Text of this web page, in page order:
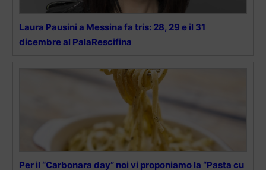
Laura Pausini a Messina fa tris: 28, 29 e il 31
dicembre al PalaRescifina
Per il “Carbonara day” noi vi proponiamo la “Pasta cu